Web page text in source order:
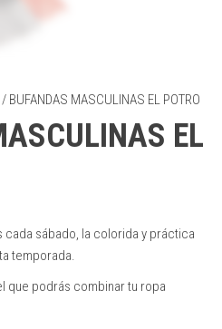
/ BUFANDAS MASCULINAS EL POTRO
EL
cada sábado, la colorida y práctica
temporada.
que podrás combinar tu ropa